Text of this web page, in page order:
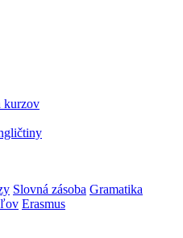
kurzov
Slovná zásoba Gramatika
Erasmus